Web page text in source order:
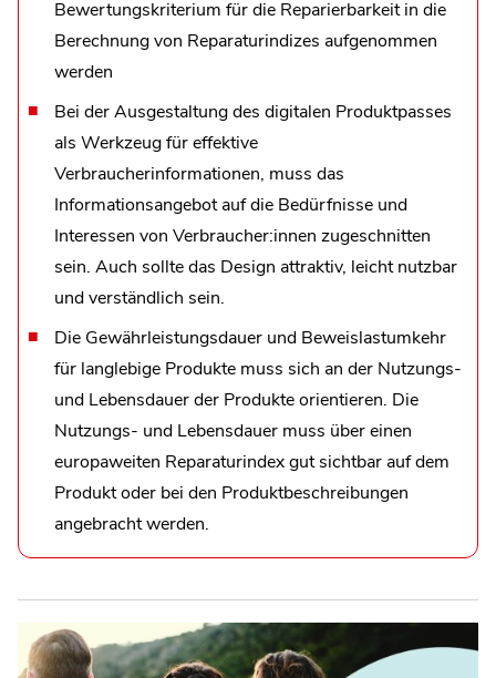
Bewertungskriterium für die Reparierbarkeit in die
Berechnung von Reparaturindizes aufgenommen
werden
Bei der Ausgestaltung des digitalen Produktpasses
als Werkzeug für effektive
Verbraucherinformationen, muss das
Informationsangebot auf die Bedürfnisse und
Interessen von Verbraucher:innen zugeschnitten
sein. Auch sollte das Design attraktiv, leicht nutzbar
und verständlich sein.
Die Gewährleistungsdauer und Beweislastumkehr
für langlebige Produkte muss sich an der Nutzungs-
und Lebensdauer der Produkte orientieren. Die
Nutzungs- und Lebensdauer muss über einen
europaweiten Reparaturindex gut sichtbar auf dem
Produkt oder bei den Produktbeschreibungen
angebracht werden.